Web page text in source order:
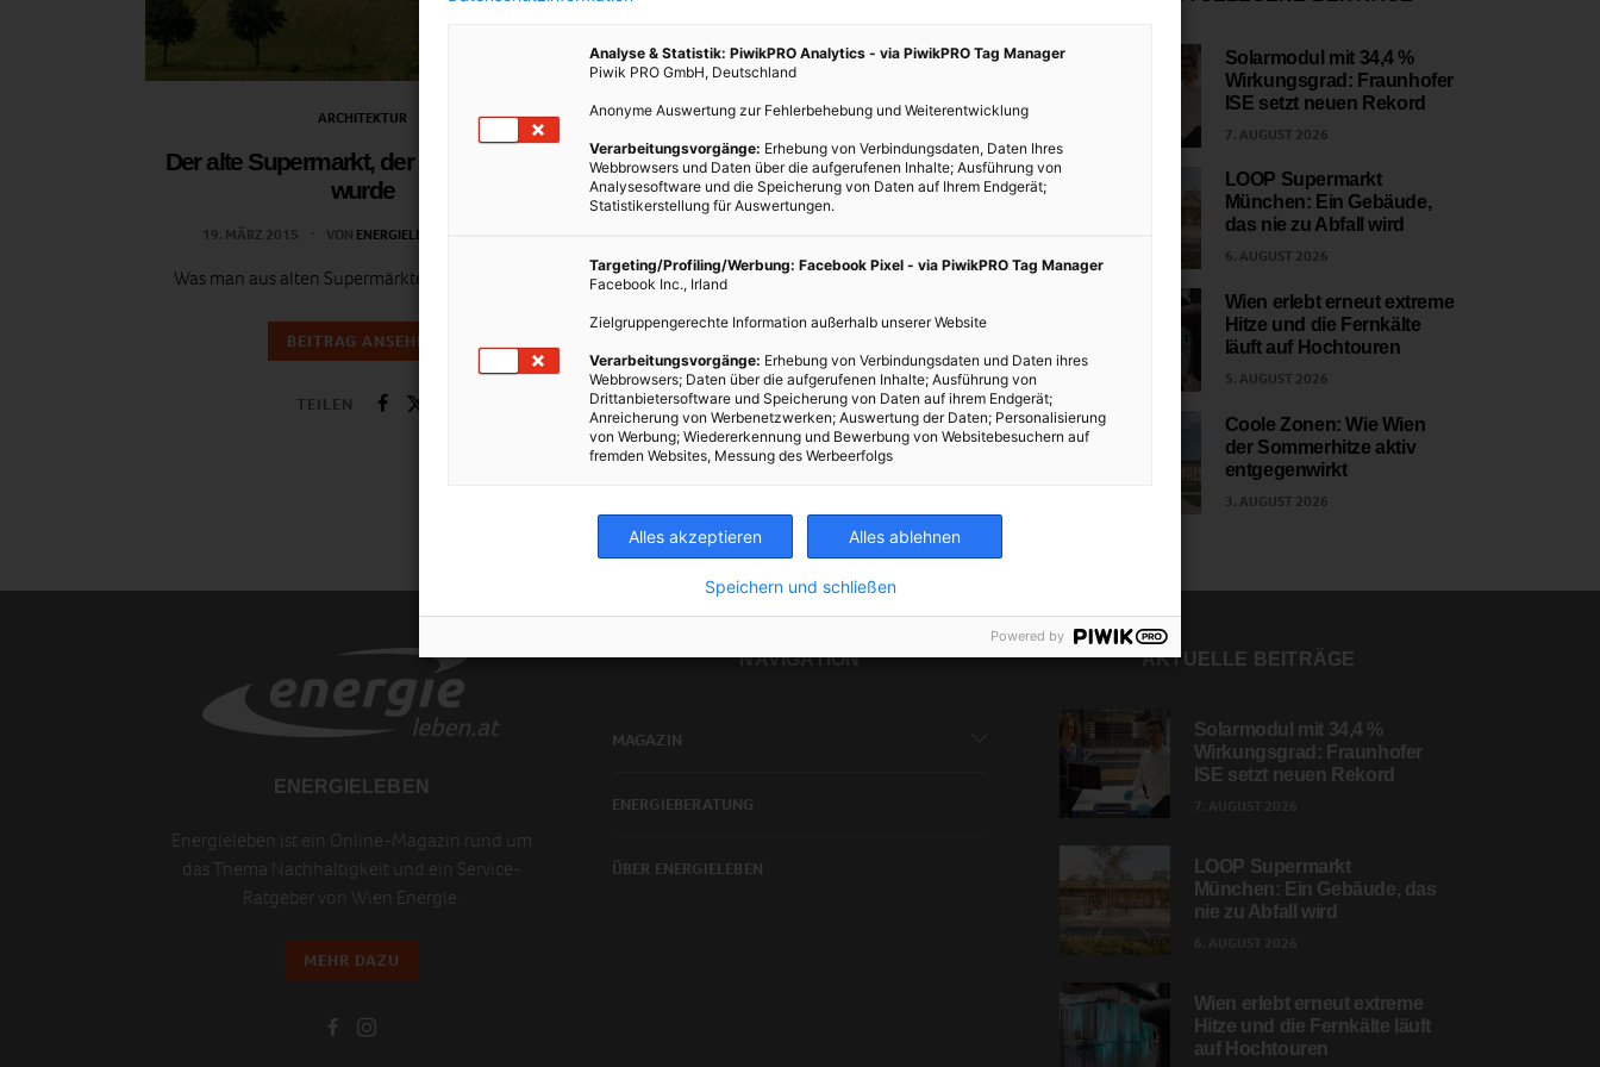
ARCHITEKTUR
Der alte Supermarkt, der zur Bibliothek
wurde
19. MÄRZ 2015 VON ENERGIELEBEN REDAKTION
Was man aus alten Supermärkten machen kann.
BEITRAG ANSEHEN
TEILEN
Solarmodul mit 34,4 %
Wirkungsgrad: Fraunhofer
ISE setzt neuen Rekord
7. AUGUST 2026
LOOP Supermarkt
München: Ein Gebäude,
das nie zu Abfall wird
6. AUGUST 2026
Wien erlebt erneut extreme
Hitze und die Fernkälte
läuft auf Hochtouren
5. AUGUST 2026
Coole Zonen: Wie Wien
der Sommerhitze aktiv
entgegenwirkt
3. AUGUST 2026
ENERGIELEBEN
Energieleben ist ein Online-Magazin rund um
das Thema Nachhaltigkeit und ein Service-
Ratgeber von Wien Energie.
MEHR DAZU
NAVIGATION
MAGAZIN
ENERGIEBERATUNG
ÜBER ENERGIELEBEN
AKTUELLE BEITRÄGE
Solarmodul mit 34,4 %
Wirkungsgrad: Fraunhofer
ISE setzt neuen Rekord
LOOP Supermarkt
München: Ein Gebäude, das
nie zu Abfall wird
Wien erlebt erneut extreme
Hitze und die Fernkälte läuft
auf Hochtouren
Analyse & Statistik: PiwikPRO Analytics - via PiwikPRO Tag Manager
Piwik PRO GmbH, Deutschland
Anonyme Auswertung zur Fehlerbehebung und Weiterentwicklung
Verarbeitungsvorgänge: Erhebung von Verbindungsdaten, Daten Ihres
Webbrowsers und Daten über die aufgerufenen Inhalte; Ausführung von
Analysesoftware und die Speicherung von Daten auf Ihrem Endgerät;
Statistikerstellung für Auswertungen.
Targeting/Profiling/Werbung: Facebook Pixel - via PiwikPRO Tag Manager
Facebook Inc., Irland
Zielgruppengerechte Information außerhalb unserer Website
Verarbeitungsvorgänge: Erhebung von Verbindungsdaten und Daten ihres
Webbrowsers; Daten über die aufgerufenen Inhalte; Ausführung von
Drittanbietersoftware und Speicherung von Daten auf ihrem Endgerät;
Anreicherung von Werbenetzwerken; Auswertung der Daten; Personalisierung
von Werbung; Wiedererkennung und Bewerbung von Websitebesuchern auf
fremden Websites, Messung des Werbeerfolgs
Alles akzeptieren Alles ablehnen
Speichern und schließen
Powered by